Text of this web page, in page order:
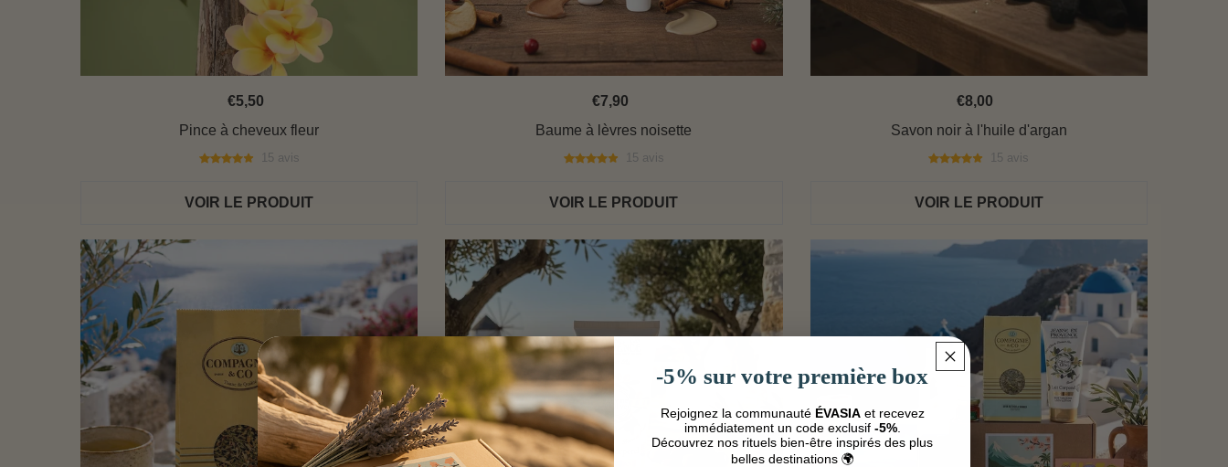
€5,50
Pince à cheveux fleur
15 avis
VOIR LE PRODUIT
€7,90
Baume à lèvres noisette
15 avis
VOIR LE PRODUIT
€8,00
Savon noir à l'huile d'argan
15 avis
VOIR LE PRODUIT
-5% sur votre première box
Rejoignez la communauté ÉVASIAet recevez
immédiatement un code exclusif -5%.
Découvrez nos rituels bien-être inspirés des plus
belles destinations 🌍